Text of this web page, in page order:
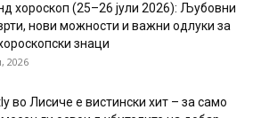
хороскоп (25–26 јули 2026): Љубовни
нови можности и важни одлуки за
знаци
2026
во Лисиче е вистински хит – за само